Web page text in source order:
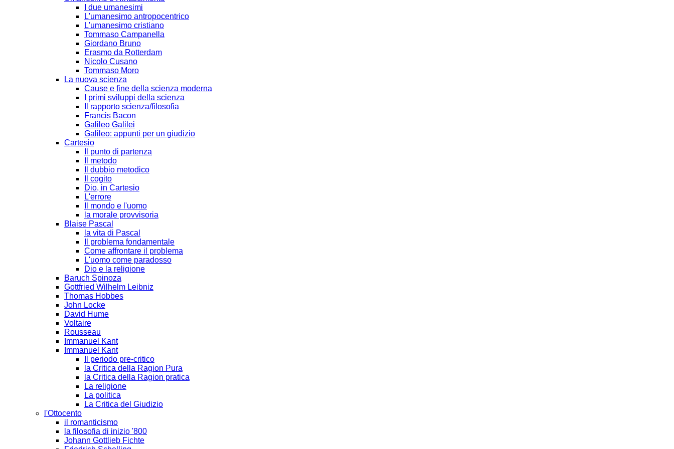
I due umanesimi
L'umanesimo antropocentrico
L'umanesimo cristiano
Tommaso Campanella
Giordano Bruno
Erasmo da Rotterdam
Nicolo Cusano
Tommaso Moro
La nuova scienza
Cause e fine della scienza moderna
I primi sviluppi della scienza
Il rapporto scienza/filosofia
Francis Bacon
Galileo Galilei
Galileo: appunti per un giudizio
Cartesio
Il punto di partenza
Il metodo
Il dubbio metodico
Il cogito
Dio, in Cartesio
L'errore
Il mondo e l'uomo
la morale provvisoria
Blaise Pascal
la vita di Pascal
Il problema fondamentale
Come affrontare il problema
L'uomo come paradosso
Dio e la religione
Baruch Spinoza
Gottfried Wilhelm Leibniz
Thomas Hobbes
John Locke
David Hume
Voltaire
Rousseau
Immanuel Kant
Immanuel Kant
Il periodo pre-critico
la Critica della Ragion Pura
la Critica della Ragion pratica
La religione
La politica
La Critica del Giudizio
l'Ottocento
il romanticismo
la filosofia di inizio '800
Johann Gottlieb Fichte